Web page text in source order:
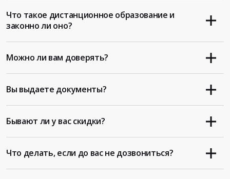
Что такое дистанционное образование и
законно ли оно?
Можно ли вам доверять?
Вы выдаете документы?
Бывают ли у вас скидки?
Что делать, если до вас не дозвониться?